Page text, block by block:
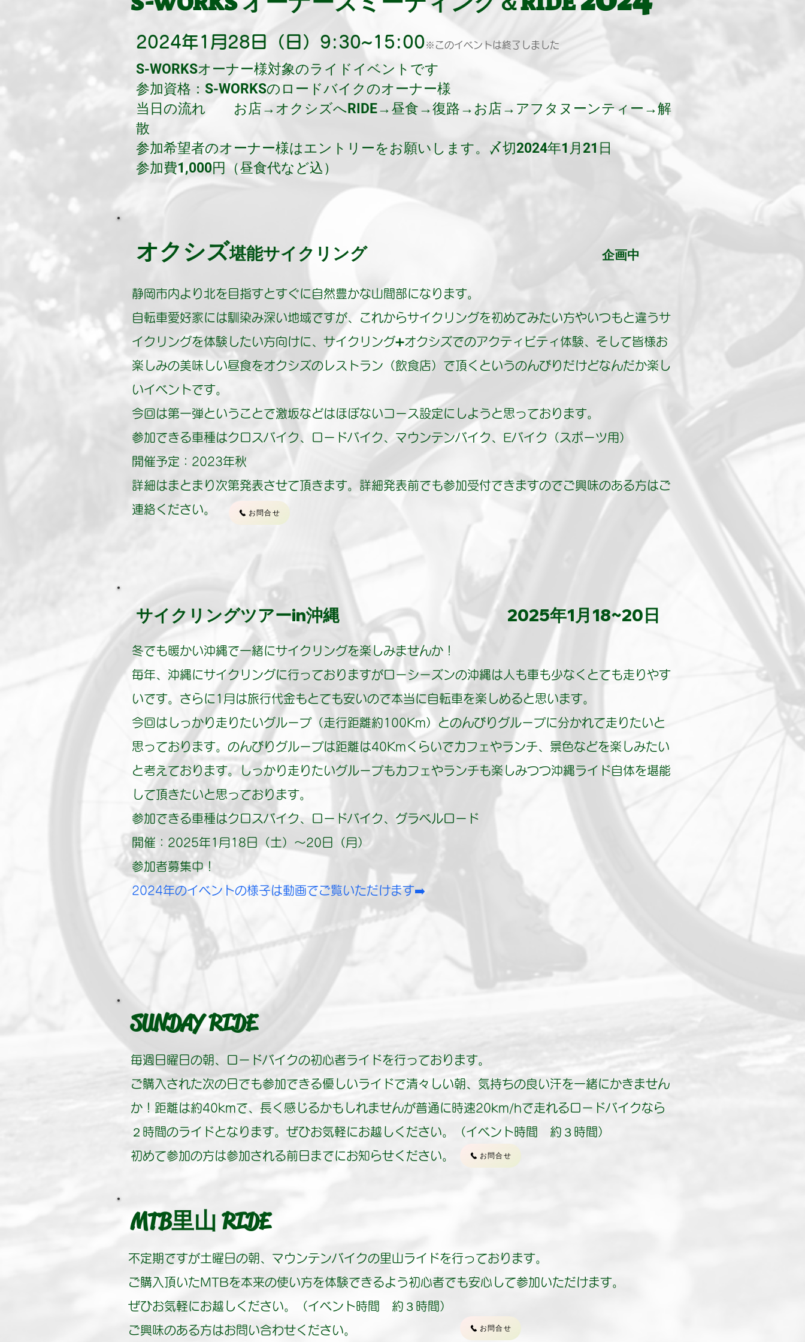
2024年1月28日（日）9:30~15:00※このイベントは終了しました
S-WORKSオーナー様対象のライドイベントです
参加資格：S-WORKSのロードバイクのオーナー様
当日の流れ お店→オクシズへRIDE→昼食→復路→お店→アフタヌーンティー→解
散
参加希望者のオーナー様はエントリーをお願いします。〆切2024年1月 21 日
参加費1,000円（昼食代など込）
オクシズ​堪能サイクリング 企画中
お問合せ
静岡市内より北を目指すとすぐに自然豊かな山間部になります。
自転車愛好家には馴染み深い地域ですが、これからサイクリングを初めてみたい方やいつもと違うサ
イクリングを体験したい方向けに、サイクリング➕オクシズでのアクティビティ体験、そして皆様お
楽しみの美味しい昼食をオクシズのレストラン（飲食店）で頂くというのんびりだけどなんだか楽し
いイベントです。
今回は第一弾ということで激坂などはほぼないコース設定にしようと思っております。
参加できる車種はクロスバイク、ロードバイク、マウンテンバイク、Eバイク（スポーツ用）
開催予定：2023年秋
詳細はまとまり次第発表させて頂きます。詳細発表前でも参加受付できますのでご興味のある方はご
連絡ください。
サイクリングツアーin沖縄 2025年1月18~20日
冬でも暖かい沖縄で一緒にサイクリングを楽しみませんか！
毎年、沖縄にサイクリングに行っておりますがローシーズンの沖縄は人も車も少なくとても走りやす
いです。さらに1月は旅行代金もとても安いので本当に自転車を楽しめると思います。
今回はしっかり走りたいグループ（走行距離約100Km）とのんびりグループに分かれて走りたいと
思っております。のんびりグループは距離は40Kmくらいでカフェやランチ、景色などを楽しみたい
と考えております。しっかり走りたいグループもカフェやランチも楽しみつつ沖縄ライド自体を堪能
して頂きたいと思っております。
参加できる車種はクロスバイク、ロードバイク、グラベルロード
開催：2025年1月18日（土）〜20日（月）
参加者募集中​！
​2024年のイベントの様子は動画でご覧いただけます➡️
SUNDAY RIDE
毎週日曜日の朝、ロードバイクの初心者ライドを行っております。
ご購入された次の日でも参加できる優しいライドで清々しい朝、気持ちの良い汗を一緒にかきません
か！距離は約40kmで、長く感じるかもしれませんが普通に時速20km/hで走れるロードバイクなら
２時間のライドとなります。ぜひお気軽にお越しください。（イベント時間 約３時間）
初めて参加の方は参加される前日までにお知らせください。
お問合せ
MTB里山 RIDE
不定期ですが土曜日の朝、マウンテンバイクの里山ライドを行っております。
ご購入頂いたMTBを本来の使い方を体験できるよう初心者でも安心して参加いただけます。
ぜひお気軽にお越しください。（イベント時間 約３時間）
ご興味のある方はお問い合わせください。
お問合せ